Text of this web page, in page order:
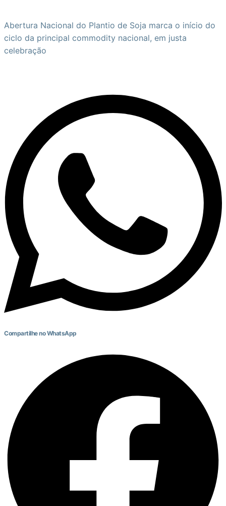
Abertura Nacional do Plantio de Soja marca o início do
ciclo da principal commodity nacional, em justa
celebração
Compartilhe no WhatsApp